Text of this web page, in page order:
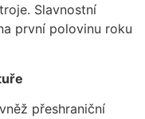
Slavnostní
první polovinu roku
přeshraniční